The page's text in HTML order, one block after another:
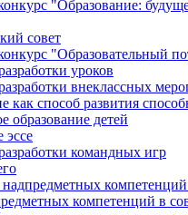
"Образование:
совет
"Образовательный
уроков
внеклассных
как способ развития
образование детей
эссе
командных игр
компетенций в